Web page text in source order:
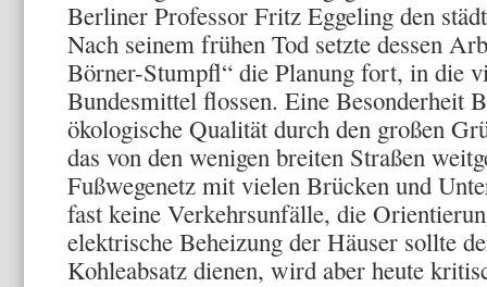
Berliner Professor Fritz Eggeling den
Nach seinem frühen Tod setzte dessen
Börner-Stumpfl“ die Planung fort, in die
Bundesmittel flossen. Eine Besonderheit
ökologische Qualität durch den großen
das von den wenigen breiten Straßen
Fußwegenetz mit vielen Brücken und
fast keine Verkehrsunfälle, die
elektrische Beheizung der Häuser sollte
Kohleabsatz dienen, wird aber heute